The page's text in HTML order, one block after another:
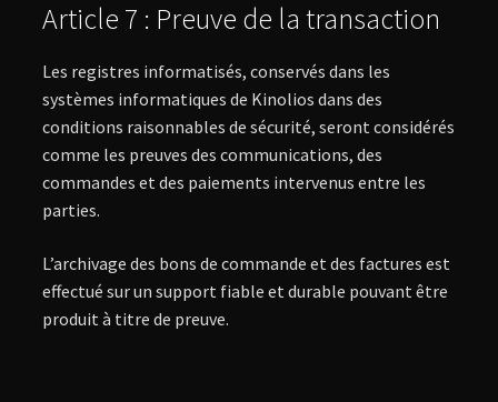
Article 7 : Preuve de la transaction
Les registres informatisés, conservés dans les
systèmes informatiques de Kinolios dans des
conditions raisonnables de sécurité, seront considérés
comme les preuves des communications, des
commandes et des paiements intervenus entre les
parties.
L’archivage des bons de commande et des factures est
effectué sur un support fiable et durable pouvant être
produit à titre de preuve.